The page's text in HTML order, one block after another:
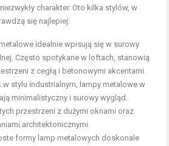
charakter. Oto kilka stylów, w
się najlepiej:
idealnie wpisują się w surowy
Często spotykane w loftach, stanowią
z cegłą i betonowymi akcentami.
w stylu industrialnym, lampy metalowe w
minimalistyczny i surowy wygląd.
przestrzeni z dużymi oknami oraz
architektonicznymi.
formy lamp metalowych doskonale